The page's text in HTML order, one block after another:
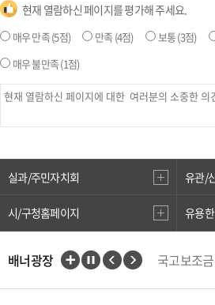
현재 열람하신 페이지를 평가해 주세요.
매우 만족(5점) 만족 (4점) 보통(3점)
매우 불만족(1점)
실과/주민자치회 유관/
시/구청홈페이지 유용
배너광장
국고보조